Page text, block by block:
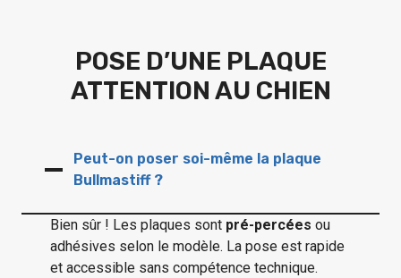
POSE D’UNE PLAQUE
ATTENTION AU CHIEN
Peut-on poser soi-même la plaque
Bullmastiff ?
Bien sûr ! Les plaques sont pré-percées ou
adhésives selon le modèle. La pose est rapide
et accessible sans compétence technique.